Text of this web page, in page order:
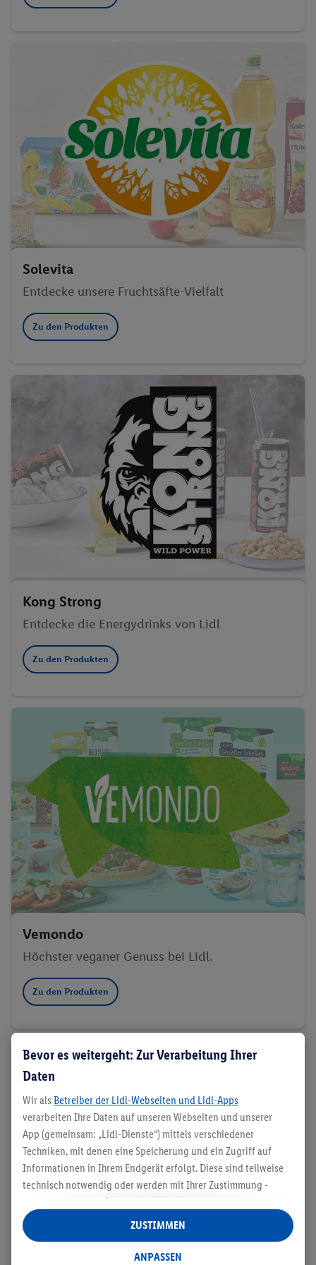
Solevita
Entdecke unsere Fruchtsäfte-Vielfalt
Zu den Produkten
Kong Strong
Entdecke die Energydrinks von Lidl
Zu den Produkten
Vemondo
Höchster veganer Genuss bei Lidl.
Zu den Produkten
Bevor es weitergeht: Zur Verarbeitung Ihrer
Daten
Wir als Betreiber der Lidl-Webseiten und Lidl-Apps
verarbeiten Ihre Daten auf unseren Webseiten und unserer
App (gemeinsam: „Lidl-Dienste“) mittels verschiedener
Techniken, mit denen eine Speicherung und ein Zugriff auf
Informationen in Ihrem Endgerät erfolgt. Diese sind teilweise
technisch notwendig oder werden mit Ihrer Zustimmung -
auch durch Partner (u.a.
Verantwortliche; im Zusammenhang mit dem IAB TCF
insgesamt
Statistik-Erstellung oder für personalisierte Werbung
ANPASSEN
ZUSTIMMEN